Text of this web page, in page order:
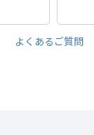
よくあるご質問